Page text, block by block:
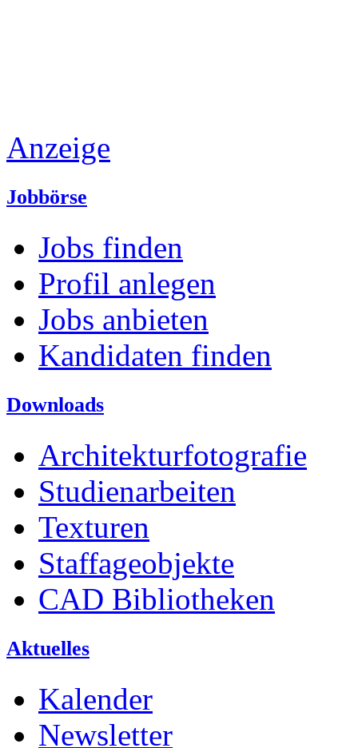
Anzeige
Jobbörse
Jobs finden
Profil anlegen
Jobs anbieten
Kandidaten finden
Downloads
Architekturfotografie
Studienarbeiten
Texturen
Staffageobjekte
CAD Bibliotheken
Aktuelles
Kalender
Newsletter